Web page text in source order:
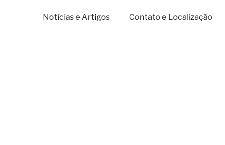
Notícias e Artigos Contato e Localização